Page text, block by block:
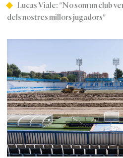
Lucas Viale: "No som un club
dels nostres millors jugadors"